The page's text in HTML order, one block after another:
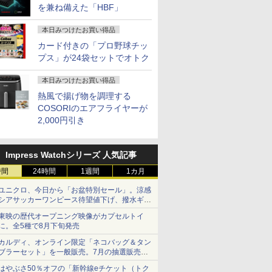
を兼ね備えた「HBF」
本日みつけたお買い得品
カード付きの「プロ野球チッ
プス」が24袋セットでオトク
本日みつけたお買い得品
熱風で揚げ物を調理する
COSORIのエアフライヤーが
2,000円引き
Impress Watchシリーズ 人気記事
24時間 1週間 1カ月
ニクロ、今日から「お盆特別セール」。涼感
アサッカーワンピース待望値下げ、撥水ギア
ョーツは1990円に
映の歴代オープニング映像がカプセルトイ
。全5種で8月下旬発売
ルディ、オンライン限定「ネコバッグ＆タン
ラーセット」を一般販売。7月の抽選販売の
選無効分
やぶさ50％オフの「新幹線eチケット（トク